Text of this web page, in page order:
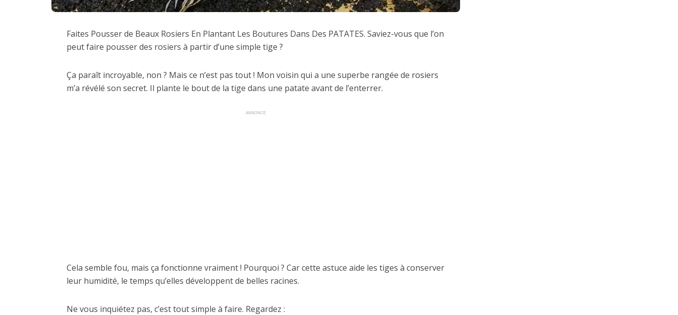
Faites Pousser de Beaux Rosiers En Plantant Les Boutures Dans Des PATATES. Saviez-vous que l’on
peut faire pousser des rosiers à partir d’une simple tige ?
Ça paraît incroyable, non ? Mais ce n’est pas tout ! Mon voisin qui a une superbe rangée de rosiers
m’a révélé son secret. Il plante le bout de la tige dans une patate avant de l’enterrer.
ANNONCE
Cela semble fou, mais ça fonctionne vraiment ! Pourquoi ? Car cette astuce aide les tiges à conserver
leur humidité, le temps qu’elles développent de belles racines.
Ne vous inquiétez pas, c’est tout simple à faire. Regardez :